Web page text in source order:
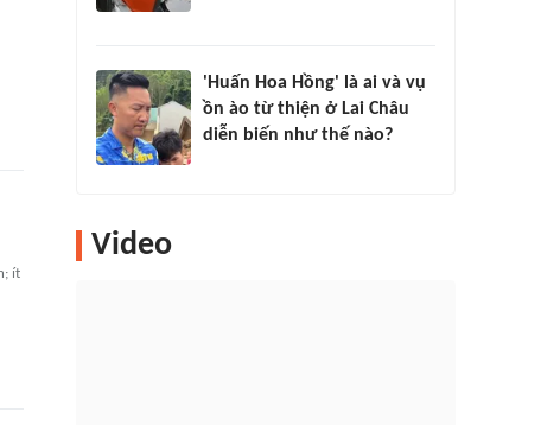
ít
'Huấn Hoa Hồng' là ai và vụ
ồn ào từ thiện ở Lai Châu
diễn biến như thế nào?
Video